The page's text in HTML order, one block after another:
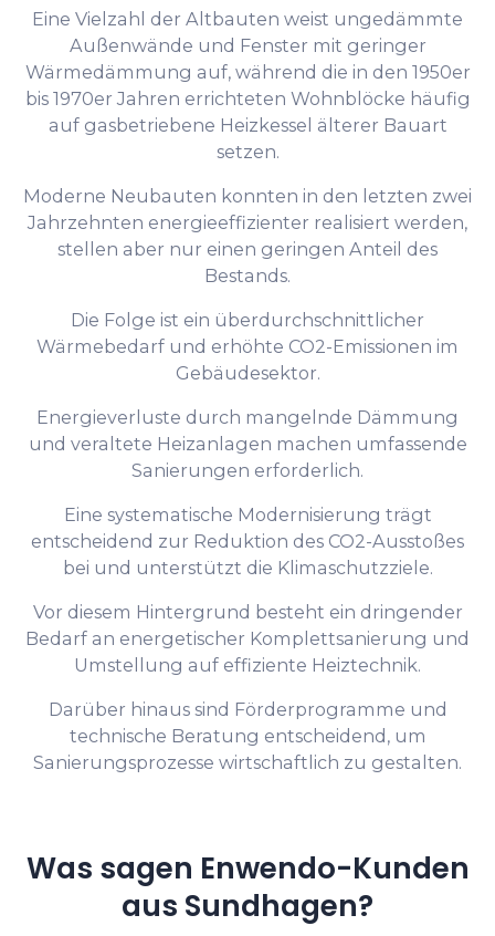
Eine Vielzahl der Altbauten weist ungedämmte
Außenwände und Fenster mit geringer
Wärmedämmung auf, während die in den 1950er
bis 1970er Jahren errichteten Wohnblöcke häufig
auf gasbetriebene Heizkessel älterer Bauart
setzen.
Moderne Neubauten konnten in den letzten zwei
Jahrzehnten energieeffizienter realisiert werden,
stellen aber nur einen geringen Anteil des
Bestands.
Die Folge ist ein überdurchschnittlicher
Wärmebedarf und erhöhte CO2-Emissionen im
Gebäudesektor.
Energieverluste durch mangelnde Dämmung
und veraltete Heizanlagen machen umfassende
Sanierungen erforderlich.
Eine systematische Modernisierung trägt
entscheidend zur Reduktion des CO2-Ausstoßes
bei und unterstützt die Klimaschutzziele.
Vor diesem Hintergrund besteht ein dringender
Bedarf an energetischer Komplettsanierung und
Umstellung auf effiziente Heiztechnik.
Darüber hinaus sind Förderprogramme und
technische Beratung entscheidend, um
Sanierungsprozesse wirtschaftlich zu gestalten.
Was sagen Enwendo-Kunden
aus Sundhagen?